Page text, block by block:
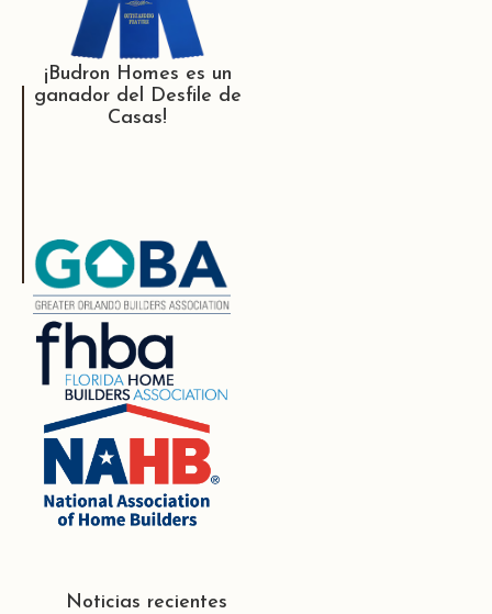
¡Budron Homes es un
ganador del Desfile de
Casas!
Noticias recientes